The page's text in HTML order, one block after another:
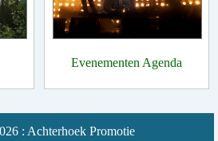
Evenementen Agenda
: Achterhoek Promotie